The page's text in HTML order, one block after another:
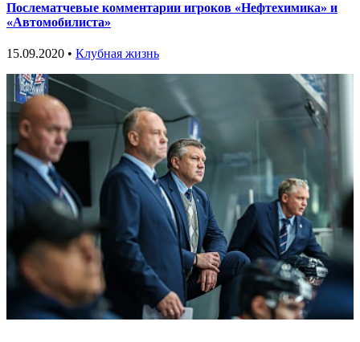
Послематчевые комментарии игроков «Нефтехимика» и
«Автомобилиста»
15.09.2020 • Клубная жизнь